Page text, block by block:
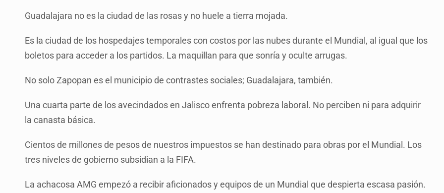
Guadalajara no es la ciudad de las rosas y no huele a tierra mojada.
Es la ciudad de los hospedajes temporales con costos por las nubes durante el Mundial, al igual que los
boletos para acceder a los partidos. La maquillan para que sonría y oculte arrugas.
No solo Zapopan es el municipio de contrastes sociales; Guadalajara, también.
Una cuarta parte de los avecindados en Jalisco enfrenta pobreza laboral. No perciben ni para adquirir
la canasta básica.
Cientos de millones de pesos de nuestros impuestos se han destinado para obras por el Mundial. Los
tres niveles de gobierno subsidian a la FIFA.
La achacosa AMG empezó a recibir aficionados y equipos de un Mundial que despierta escasa pasión.